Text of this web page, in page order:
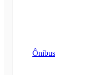
Ônibus